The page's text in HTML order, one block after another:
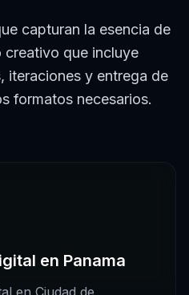
capturan la esencia de
creativo que incluye
iteraciones y entrega de
formatos necesarios.
en Panama